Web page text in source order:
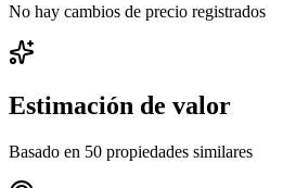
No hay cambios de precio registrados
Estimación de valor
Basado en 50 propiedades similares